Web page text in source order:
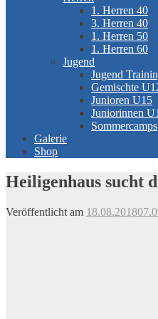
1. Herren 40
3. Herren 40
1. Herren 50
1. Herren 60
Jugend
Jugend
Gemischte
Junioren U15
Juniorinnen
Sommercamps
Galerie
Shop
Heiligenhaus sucht
Veröffentlicht am 18.08.2018